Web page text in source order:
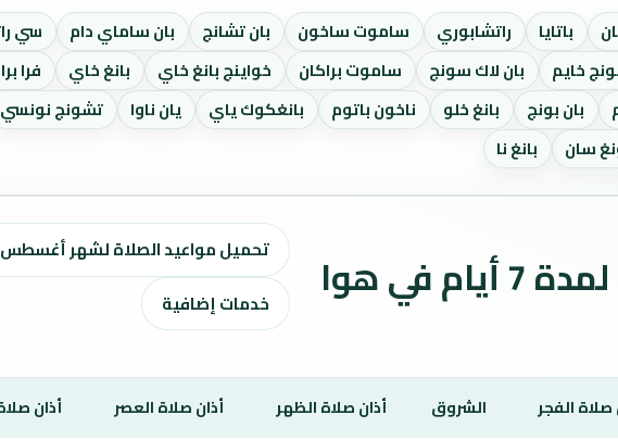
باتايا راتشابوري ساموت ساخون بان تشانج بان ساماي دام سي
خايم بان لاك سونج ساموت براكان خواينج بانغ خاي بانغ خاي فرا
بان بونج بانغ خلو ناخون باتوم بانغكوك ياي يان ناوا تشونج نونسي
سان بانغ نا
جدول مواقيت الصلاة لمدة 7 أيام في هوا
تحميل مواعيد الصلاة لشهر أغسطس ٢٠٢٦ / صفر 1448 هـ
خدمات إضافية
صلاة الفجر الشروق أذان صلاة الظهر أذان صلاة العصر أذان